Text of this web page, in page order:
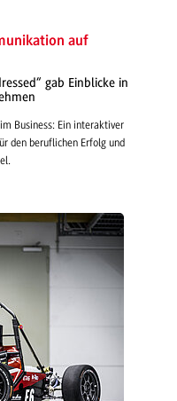
auf
gab Einblicke in
Business: Ein interaktiver
den beruflichen Erfolg und